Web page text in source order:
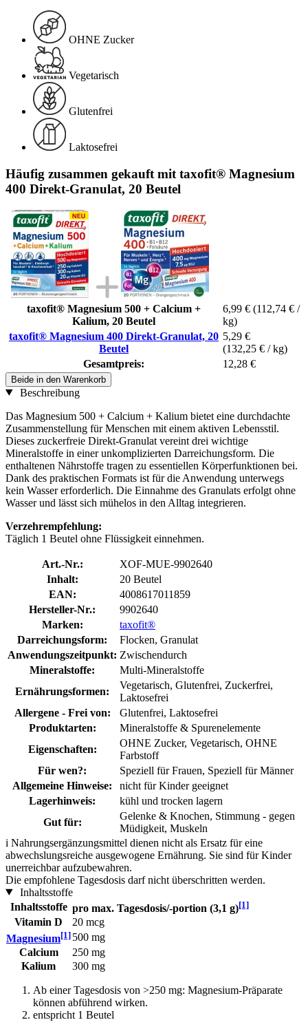
OHNE Zucker
Vegetarisch
Glutenfrei
Laktosefrei
Häufig zusammen gekauft mit taxofit® Magnesium
400 Direkt-Granulat, 20 Beutel
taxofit® Magnesium 500 + Calcium +
Kalium, 20 Beutel
6,99 € (112,74 € /
kg)
taxofit® Magnesium 400 Direkt-Granulat, 20
Beutel
5,29 €
(132,25 € / kg)
Gesamtpreis:
12,28 €
Beide in den Warenkorb
Beschreibung
Das Magnesium 500 + Calcium + Kalium bietet eine durchdachte
Zusammenstellung für Menschen mit einem aktiven Lebensstil.
Dieses zuckerfreie Direkt-Granulat vereint drei wichtige
Mineralstoffe in einer unkomplizierten Darreichungsform. Die
enthaltenen Nährstoffe tragen zu essentiellen Körperfunktionen bei.
Dank des praktischen Formats ist für die Anwendung unterwegs
kein Wasser erforderlich. Die Einnahme des Granulats erfolgt ohne
Wasser und lässt sich mühelos in den Alltag integrieren.
Verzehrempfehlung:
Täglich 1 Beutel ohne Flüssigkeit einnehmen.
Art.-Nr.:
XOF-MUE-9902640
Inhalt:
20 Beutel
EAN:
4008617011859
Hersteller-Nr.:
9902640
Marken:
taxofit®
Darreichungsform:
Flocken, Granulat
Anwendungszeitpunkt: Zwischendurch
Mineralstoffe:
Multi-Mineralstoffe
Ernährungsformen:
Vegetarisch, Glutenfrei, Zuckerfrei,
Laktosefrei
Allergene - Frei von:
Glutenfrei, Laktosefrei
Produktarten:
Mineralstoffe & Spurenelemente
Eigenschaften:
OHNE Zucker, Vegetarisch, OHNE
Farbstoff
Für wen?:
Speziell für Frauen, Speziell für Männer
Allgemeine Hinweise:
nicht für Kinder geeignet
Lagerhinweis:
kühl und trocken lagern
Gut für:
Gelenke & Knochen, Stimmung - gegen
Müdigkeit, Muskeln
i Nahrungsergänzungsmittel dienen nicht als Ersatz für eine
abwechslungsreiche ausgewogene Ernährung. Sie sind für Kinder
unerreichbar aufzubewahren.
Die empfohlene Tagesdosis darf nicht überschritten werden.
Inhaltsstoffe
Inhaltsstoffe pro max. Tagesdosis/-portion (3,1 g)[1]
Vitamin D
20 mcg
Magnesium[1] 500 mg
Calcium
250 mg
Kalium
300 mg
Ab einer Tagesdosis von >250 mg: Magnesium-Präparate
können abführend wirken.
entspricht 1 Beutel